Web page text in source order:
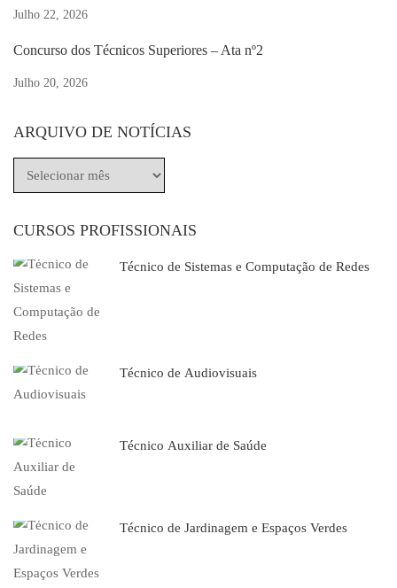
Julho 22, 2026
Concurso dos Técnicos Superiores – Ata nº2
Julho 20, 2026
ARQUIVO DE NOTÍCIAS
CURSOS PROFISSIONAIS
Técnico de Sistemas e Computação de Redes
Técnico de Audiovisuais
Técnico Auxiliar de Saúde
Técnico de Jardinagem e Espaços Verdes